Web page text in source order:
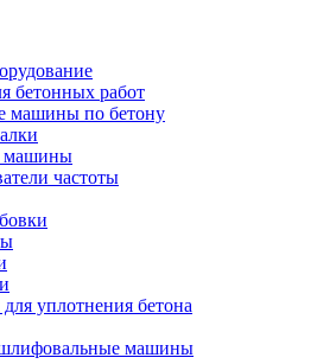
бетонных работ
машины по бетону
машины
частоты
уплотнения бетона
машины